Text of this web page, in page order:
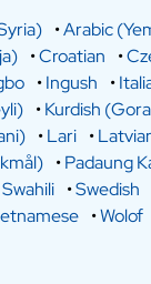
•Arabic
•Croatian •
•Ingush •
•Kurdish
•Lari •
•Padaung
Swahili •Swedish
•Wolof